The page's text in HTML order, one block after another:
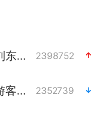
遵义市人大常委会副主任刘东明被查 2398752
泰交通部副部长回应中国游客遭歧视 2352739